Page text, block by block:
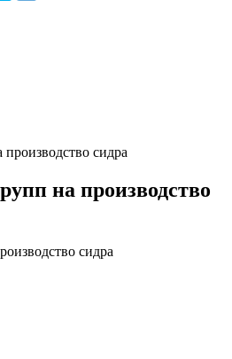
сидра
на производство
сидра